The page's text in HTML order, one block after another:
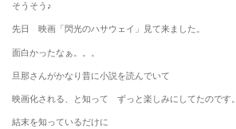
そうそう♪
先日 映画「閃光のハサウェイ」見て来ました。
面白かったなぁ。。。
旦那さんがかなり昔に小説を読んでいて
映画化される、と知って ずっと楽しみにしてたのです。
結末を知っているだけに